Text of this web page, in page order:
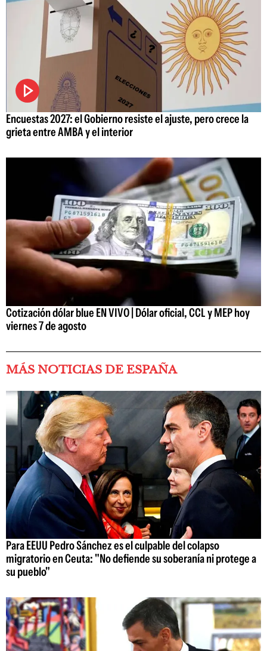
Encuestas 2027: el Gobierno resiste el ajuste, pero crece la
grieta entre AMBA y el interior
Cotización dólar blue EN VIVO | Dólar oficial, CCL y MEP hoy
viernes 7 de agosto
MÁS NOTICIAS DE ESPAÑA
Para EEUU Pedro Sánchez es el culpable del colapso
migratorio en Ceuta: "No defiende su soberanía ni protege a
su pueblo"